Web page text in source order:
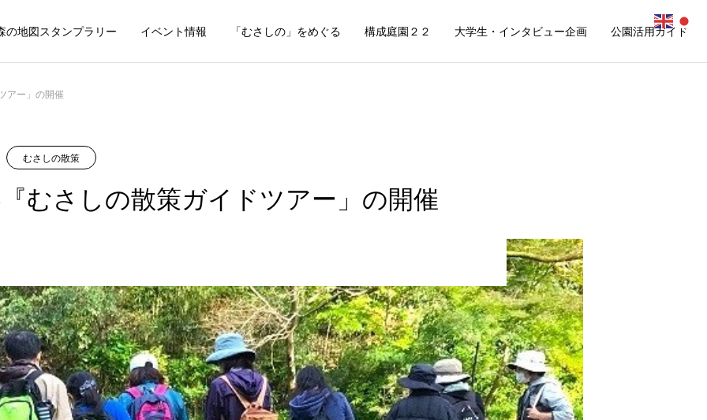
の地図スタンプラリー イベント情報 「むさしの」をめぐる 構成庭園２２ 大学生・インタビュー企画 公園活用ガイド
アー」の開催
むさしの散策
むさしの散策ガイドツアー」の開催